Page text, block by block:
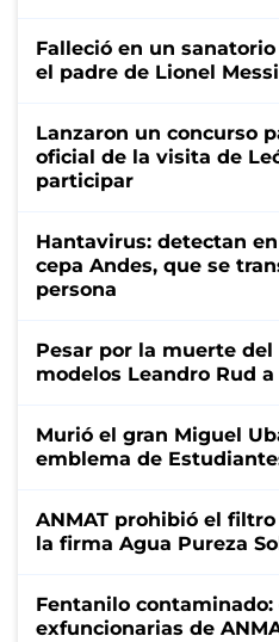
Falleció en un
el padre de Lionel Messi
Lanzaron un concurso
oficial de la visita de
participar
Hantavirus: detectan
cepa Andes, que se
persona
Pesar por la muerte
modelos Leandro Rud a
Murió el gran Miguel
emblema de
ANMAT prohibió el
la firma Agua Pureza
Fentanilo contaminado:
exfuncionarias de